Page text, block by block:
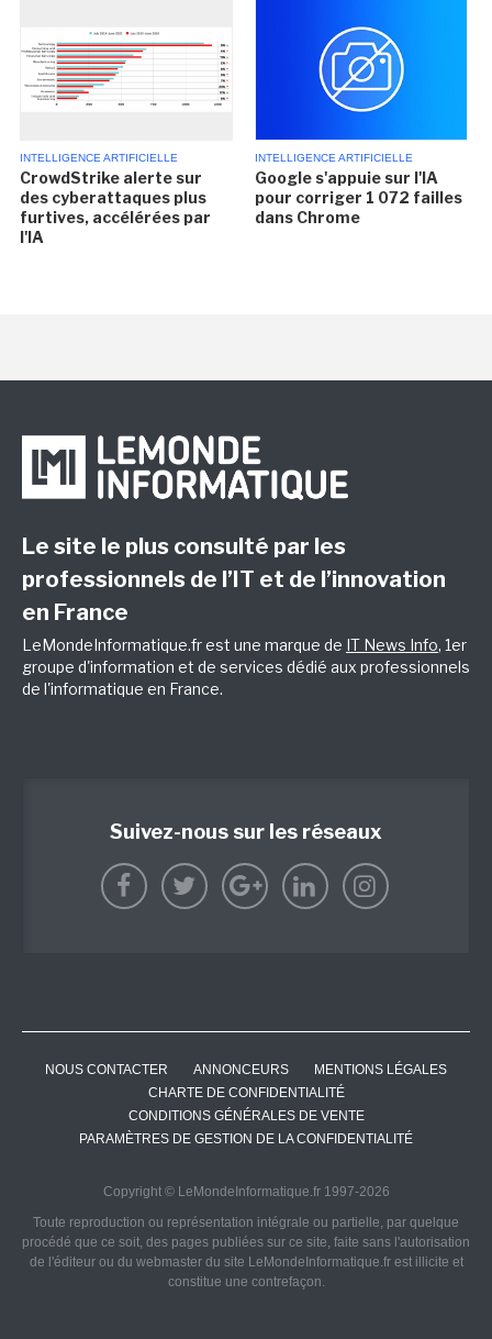
INTELLIGENCE ARTIFICIELLE
CrowdStrike alerte sur
des cyberattaques plus
furtives, accélérées par
l'IA
INTELLIGENCE ARTIFICIELLE
Google s'appuie sur l'IA
pour corriger 1 072 failles
dans Chrome
Le site le plus consulté par les
professionnels de l’IT et de l’innovation
en France
LeMondeInformatique.fr est une marque de IT News Info, 1er
groupe d'information et de services dédié aux professionnels
de l'informatique en France.
Suivez-nous sur les réseaux
NOUS CONTACTER ANNONCEURS
MENTIONS LÉGALES
CHARTE DE CONFIDENTIALITÉ
CONDITIONS GÉNÉRALES DE VENTE
PARAMÈTRES DE GESTION DE LA CONFIDENTIALITÉ
Copyright © LeMondeInformatique.fr 1997-2026
Toute reproduction ou représentation intégrale ou partielle, par quelque
procédé que ce soit, des pages publiées sur ce site, faite sans l'autorisation
de l'éditeur ou du webmaster du site LeMondeInformatique.fr est illicite et
constitue une contrefaçon.